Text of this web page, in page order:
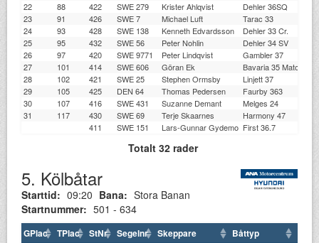
22 88 422 SWE 279 Krister Ahlqvist
Dehler 36SQ
23
91 426 SWE 7 Michael Luft
Tarac 33
24
93 428 SWE 138 Kenneth Edvardsson
Dehler 33 Cr.
25
95 432 SWE 56 Peter Nohlin
Dehler 34 SV
26
97 420 SWE 9771 Peter Lindqvist
Gambler 37
27
101 414 SWE 606 Göran Ek
Bavaria 35 Match
28
102 421 SWE 25 Stephen Ormsby
Linjett 37
29
105 425 DEN 64 Thomas Pedersen
Faurby 363
30
107 416 SWE 431 Suzanne Demant
Melges 24
31
117 430 SWE 69 Terje Skaarnes
Harmony 47
411
SWE 151 Lars-Gunnar Gydemo First 36.7
Totalt 32 rader
5. Kölbåtar
Starttid: 09:20 Bana: Stora Banan
Startnummer: 501 - 634
GPlac TPlac StNr Segelnr Skeppare Båttyp